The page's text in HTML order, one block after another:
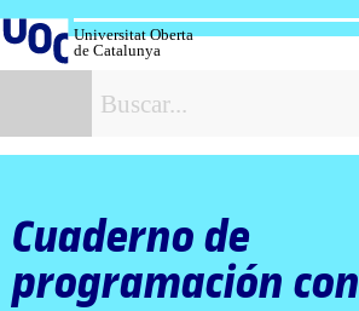
al
contenido
Universitat Oberta
de Catalunya
Cuaderno de
programación